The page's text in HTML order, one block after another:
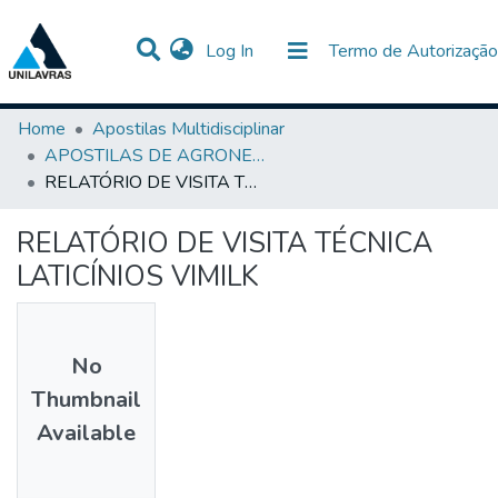
Log In (current) Termo de Autorização
Communities & Collections
Statistics
All of DSpace
Home
Apostilas Multidisciplinar
APOSTILAS DE AGRONEGÓCIO
RELATÓRIO DE VISITA TÉCNICA LATICÍNIOS VIMILK
RELATÓRIO DE VISITA TÉCNICA
LATICÍNIOS VIMILK
No
Thumbnail
Available